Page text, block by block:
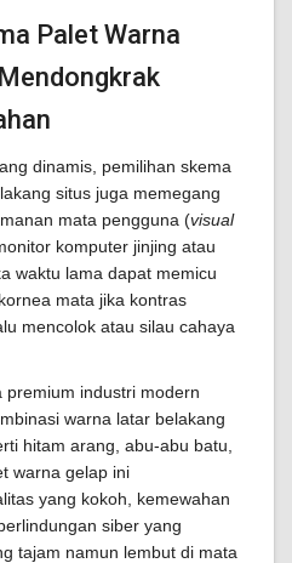
Palet Warna
dinamis, pemilihan skema
situs juga memegang
mata pengguna (visual
komputer jinjing atau
waktu lama dapat memicu
mata jika kontras
mencolok atau silau cahaya
premium industri modern
warna latar belakang
hitam arang, abu-abu batu,
warna gelap ini
yang kokoh, kemewahan
siber yang
tajam namun lembut di mata